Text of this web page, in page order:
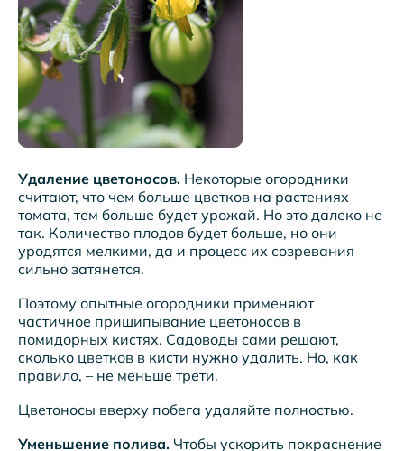
Удаление цветоносов. Некоторые огородники
считают, что чем больше цветков на растениях
томата, тем больше будет урожай. Но это далеко не
так. Количество плодов будет больше, но они
уродятся мелкими, да и процесс их созревания
сильно затянется.
Поэтому опытные огородники применяют
частичное прищипывание цветоносов в
помидорных кистях. Садоводы сами решают,
сколько цветков в кисти нужно удалить. Но, как
правило, – не меньше трети.
Цветоносы вверху побега удаляйте полностью.
Уменьшение полива. Чтобы ускорить покраснение